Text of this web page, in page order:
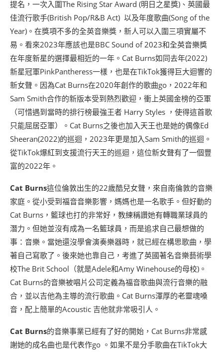
提名，一次入圍The Rising Star Award (明日之星獎)、英國最
佳流行歌手(British Pop/R&B Act) 以及年度歌曲(Song of the
Year)。在獎項不多的全英音樂獎，新人可以入圍三項實屬不
易。看來2023年應該也是BBC Sound of 2023和全英音樂獎
在年度新星的選擇最相近的一年。Cat Burns如同去年(2022)
新星冠軍PinkPantheress一樣，也是在TikTok獲得巨大迴響的
新女聲。因為Cat Burns在2020年創作的歌曲go，2022年和
Sam Smith合作的新版本受到熱烈歡迎，衝上英國金榜的亞軍
（可惜遇到當時的排行榜最強王者 Harry Styles ，使得這首歌
只能屈居亞軍）。Cat Burns之後也加入天王也是她的偶像Ed
Sheeran(2022)的巡迴，2023年更是加入Sam Smith的巡迴。
從TikTok爆紅到支援流行天王的巡迴，這位新女聲有了一個豐
富的2022年。
Cat Burns這位倫敦出生的22歲酷兒女聲，來自南倫敦的音樂
家庭。從小受到福音音樂影響，媽媽也是一名歌手。但好動的
Cat Burns，籃球也打的非常好，教練稱讚她有轉職業球員的
潛力。但她並沒有成為一名籃球員，而是追求自己最想做的
事：音樂。當她還沒學會演奏樂器時，就已經在構思歌曲，學
著自己寫歌了。後來她也靠自己，考進了英國著名音樂藝術學
校The Brit School（就是Adele和Amy Winehouse的母校)。
Cat Burns的音樂被唱片公司定義為福音歌曲與流行音樂的融
合，並以吉他為主導的流行歌曲。Cat Burns渾厚的老靈魂嗓
音，配上簡單的Acoustic 吉他就非常吸引人。
Cat Burns的音樂事業已經有了好的開始，Cat Burns非常感
謝她的成名曲也是代表作go 。如果不是分手歌曲在TikTok大